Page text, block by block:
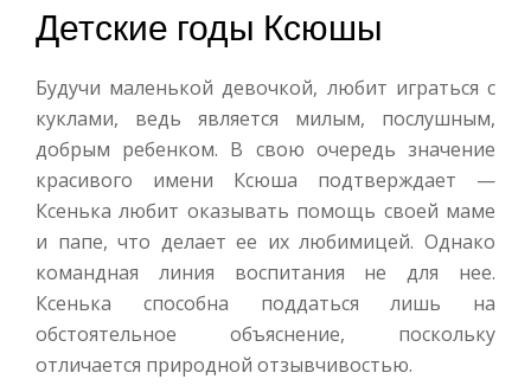
Детские годы Ксюшы
Будучи маленькой девочкой, любит играться с
куклами, ведь является милым, послушным,
добрым ребенком. В свою очередь значение
красивого имени Ксюша подтверждает —
Ксенька любит оказывать помощь своей маме
и папе, что делает ее их любимицей. Однако
командная линия воспитания не для нее.
Ксенька способна поддаться лишь на
обстоятельное объяснение, поскольку
отличается природной отзывчивостью.